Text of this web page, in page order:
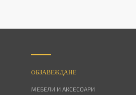
OБЗАВЕЖДАНЕ
МЕБЕЛИ И АКСЕСОАРИ